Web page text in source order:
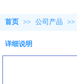
首页 >> 公司产品 >>
详细说明